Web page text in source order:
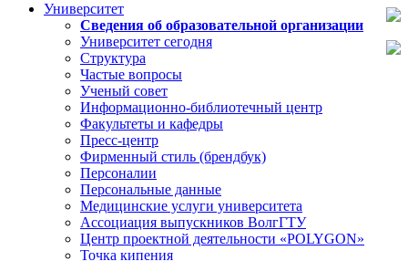
Университет
Сведения об образовательной организации
Университет сегодня
Структура
Частые вопросы
Ученый совет
Информационно-библиотечный центр
Факультеты и кафедры
Пресс-центр
Фирменный стиль (брендбук)
Персоналии
Персональные данные
Медицинские услуги университета
Ассоциация выпускников ВолгГТУ
Центр проектной деятельности «POLYGON»
Точка кипения